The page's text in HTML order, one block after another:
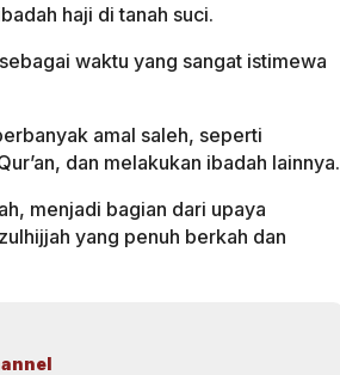
haji di tanah suci.
waktu yang sangat istimewa
amal saleh, seperti
dan melakukan ibadah lainnya.
menjadi bagian dari upaya
yang penuh berkah dan